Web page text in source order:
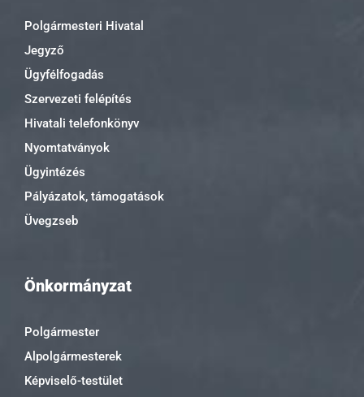
Polgármesteri Hivatal
Jegyző
Ügyfélfogadás
Szervezeti felépítés
Hivatali telefonkönyv
Nyomtatványok
Ügyintézés
Pályázatok, támogatások
Üvegzseb
Önkormányzat
Polgármester
Alpolgármesterek
Képviselő-testület